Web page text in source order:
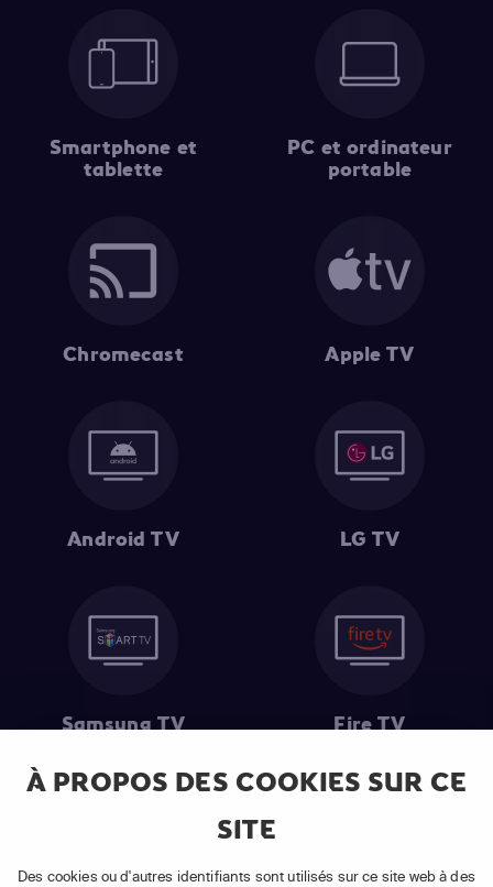
À PROPOS DES COOKIES SUR CE
SITE
Des cookies ou d'autres identifiants sont utilisés sur ce site web à des
Smartphone et
tablette
PC et ordinateur
portable
Chromecast Apple TV
Android TV LG TV
Samsung TV Fire TV
souscription à un abonnement APP TV Basic.